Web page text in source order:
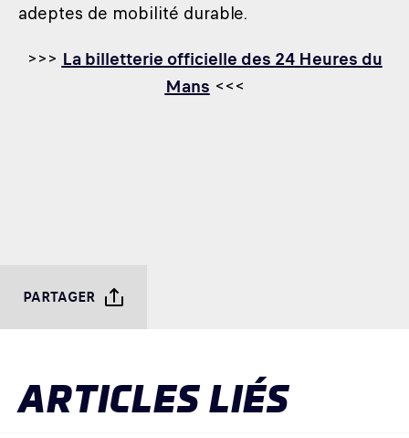
adeptes de mobilité durable.
>>> La billetterie officielle des 24 Heures du
Mans <<<
PARTAGER
ARTICLES LIÉS